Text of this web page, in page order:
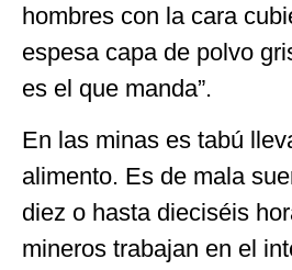
hombres con la cara
espesa capa de polvo
es el que manda”.
En las minas es tabú
alimento. Es de mala
diez o hasta dieciséis
mineros trabajan en el